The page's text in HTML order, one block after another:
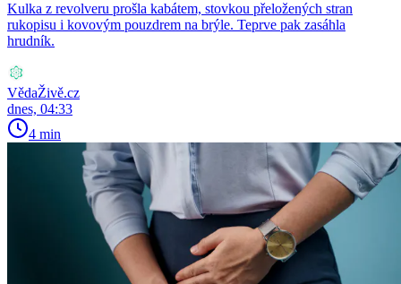
Kulka z revolveru prošla kabátem, stovkou přeložených stran
rukopisu i kovovým pouzdrem na brýle. Teprve pak zasáhla
hrudník.
VědaŽivě.cz
dnes, 04:33
4 min